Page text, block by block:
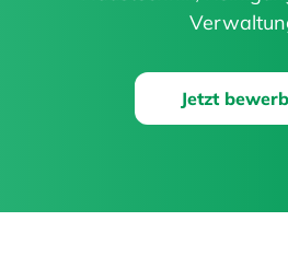
Jetzt